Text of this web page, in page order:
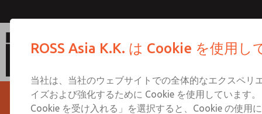
ROSS Asia K.K. は Cookie を使用し
当社は、当社のウェブサイトでの全体的なエクスペリ
イズおよび強化するために Cookie を使用しています
Cookie を受け入れる」を選択すると、Cookie の使用